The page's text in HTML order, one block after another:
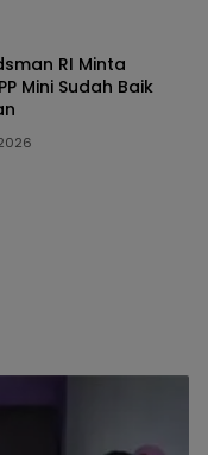
RI Minta
Mini Sudah Baik